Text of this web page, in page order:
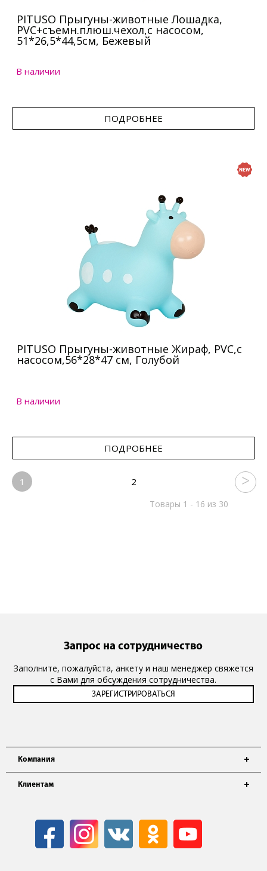
PITUSO Прыгуны-животные Лошадка,
PVC+съемн.плюш.чехол,с насосом,
51*26,5*44,5см, Бежевый
В наличии
ПОДРОБНЕЕ
PITUSO Прыгуны-животные Жираф, PVC,с
насосом,56*28*47 см, Голубой
В наличии
ПОДРОБНЕЕ
1 2
Товары 1 - 16 из 30
Компания
Клиентам
Запрос на сотрудничество
Заполните, пожалуйста, анкету и наш менеджер свяжется
с Вами для обсуждения сотрудничества.